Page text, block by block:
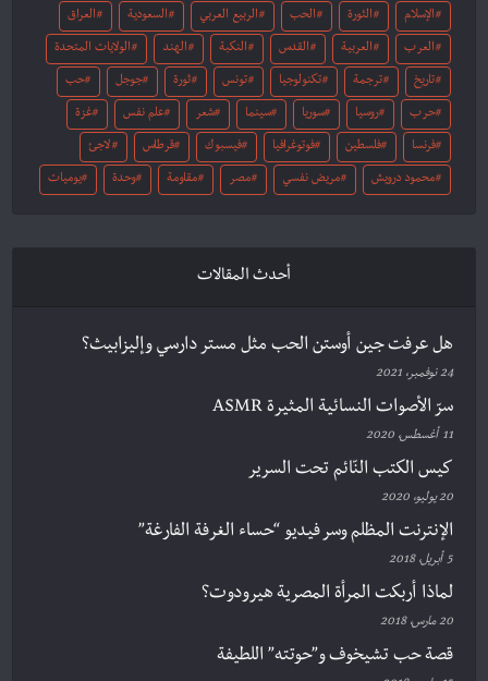
الإسلام الثورة الحب الربيع العربي السعودية العراق
العرب العربية القدس النكبة الهند الولايات المتحدة
تاريخ ترجمة تكنولوجيا تونس ثورة جوجل حب
حرب روسيا سوريا سينما شعر علم نفس غزة
فرنسا فلسطين فوتوغرافيا فيسبوك قرطاس لاجئ
محمود درويش مريض نفسي مصر مقاومة وحدة يوميات
أحدث المقالات
هل عرفت جين أوستن الحب مثل مستر دارسي وإليزابيث؟
24 نوفمبر، 2021
سرّ الأصوات النسائية المثيرة ASMR
11 أغسطس، 2020
كيس الكتب النّائم تحت السرير
20 يوليو، 2020
الإنترنت المظلم وسر فيديو “حساء الغرفة الفارغة”
5 أبريل، 2018
لماذا أربكت المرأة المصرية هيرودوت؟
20 مارس، 2018
قصة حب تشيخوف و”حوتته” اللطيفة